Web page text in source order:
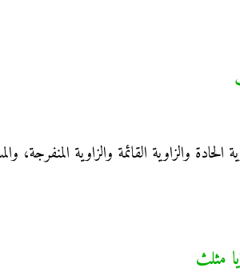
الحادة والزاوية القائمة والزاوية المنفرجة،
مثلث